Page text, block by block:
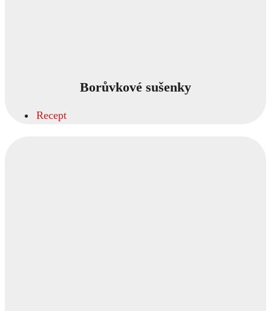
Borůvkové sušenky
Recept